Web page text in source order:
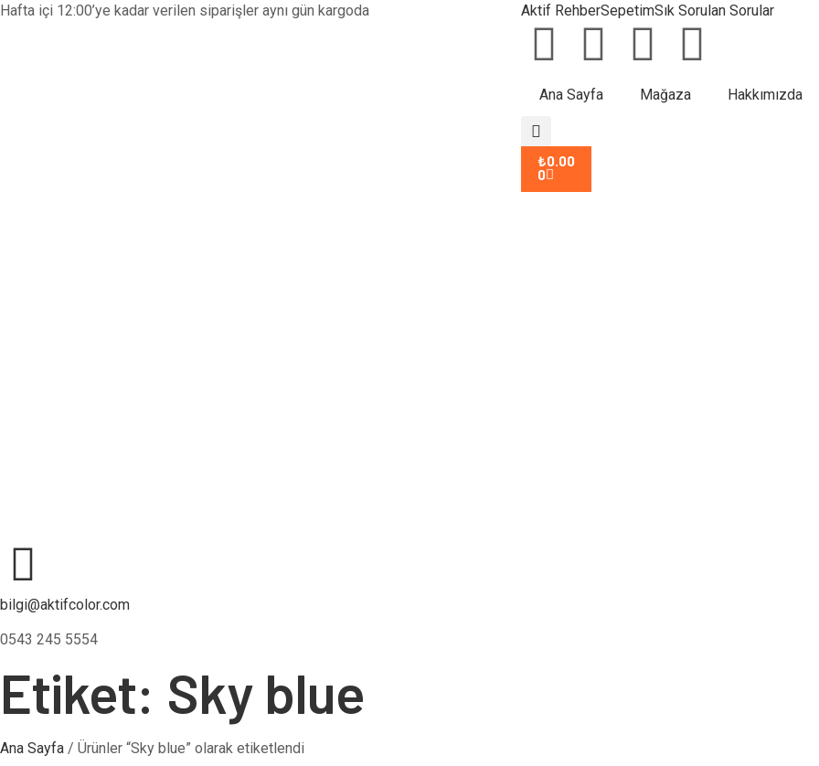
Hafta içi 12:00’ye kadar verilen siparişler aynı gün kargoda Aktif RehberSepetimSık Sorulan Sorular
bilgi@aktifcolor.com
0543 245 5554
Ana Sayfa Mağaza Hakkımızda
₺0.00
0
Etiket: Sky blue
Ana Sayfa / Ürünler “Sky blue” olarak etiketlendi